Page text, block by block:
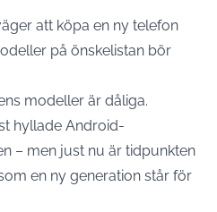
att köpa en ny telefon
på önskelistan bör
modeller är dåliga.
hyllade Android-
– men just nu är tidpunkten
en ny generation står för